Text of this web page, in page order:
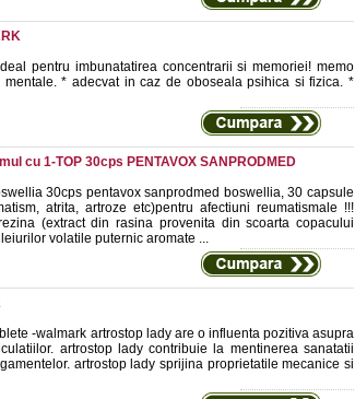
pentru imbunatatirea concentrarii si memoriei! memo
* adecvat in caz de oboseala psihica si fizica. *
cu 1-TOP 30cps PENTAVOX SANPRODMED
30cps pentavox sanprodmed boswellia, 30 capsule
atrita, artroze etc)pentru afectiuni reumatismale !!!
(extract din rasina provenita din scoarta copacului
volatile puternic aromate ...
-walmark artrostop lady are o influenta pozitiva asupra
artrostop lady contribuie la mentinerea sanatatii
artrostop lady sprijina proprietatile mecanice si